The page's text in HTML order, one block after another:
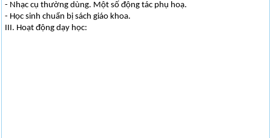
- Nhạc cụ thường dùng. Một số động tác phụ hoạ.
- Học sinh chuẩn bị sách giáo khoa.
III. Hoạt động dạy học: